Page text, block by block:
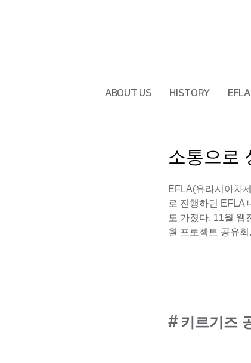
ABOUT US HISTORY
소통으로
EFLA(유라시아차
로 진행하던 EFLA
도 가졌다. 11월 웹
월 프로젝트 공유
# 키르기즈